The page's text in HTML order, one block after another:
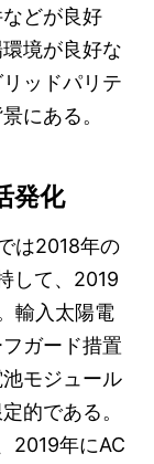
どが良好
境が良好な
ッドパリテ
にある。
発化
は2018年の
して、2019
輸入太陽電
ガード措置
モジュール
的である。
2019年にAC